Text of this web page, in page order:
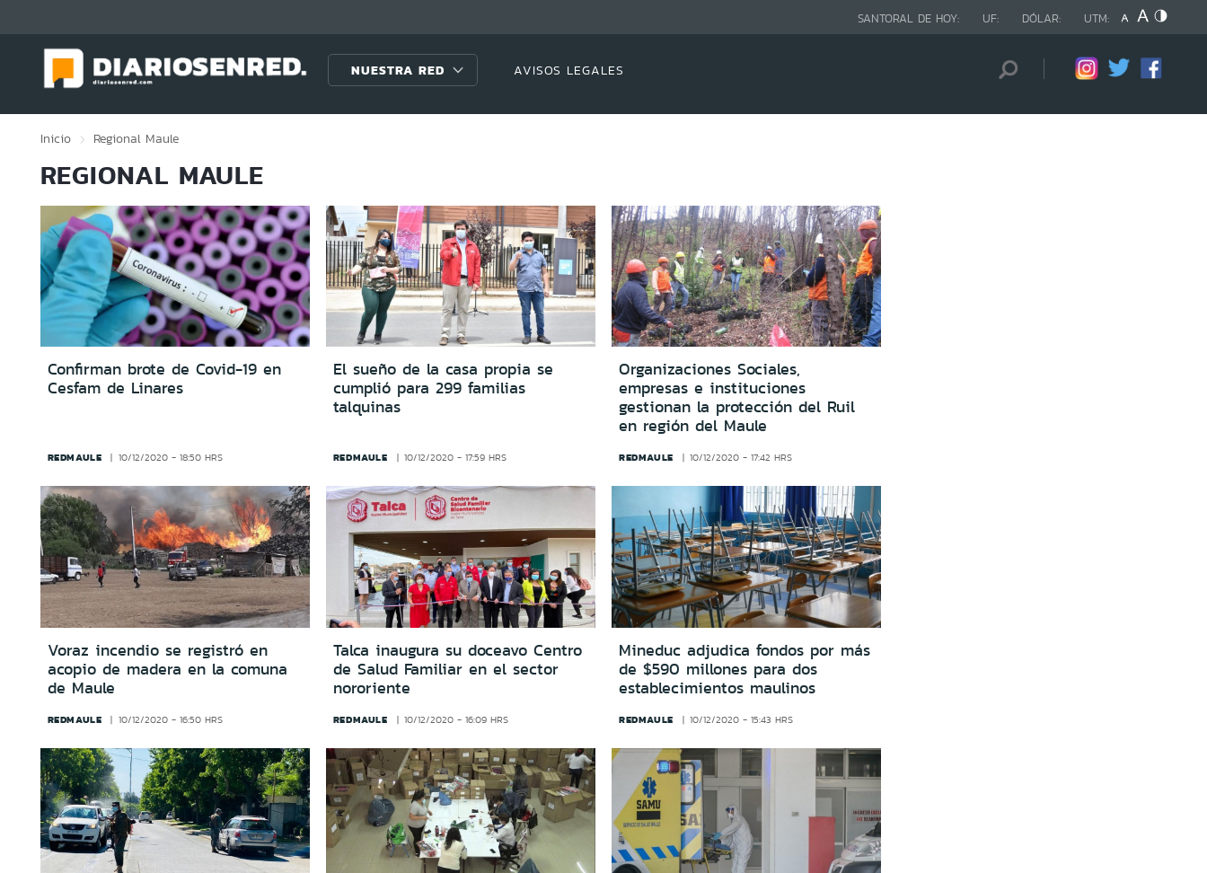
SANTORAL DE HOY: UF: DÓLAR: UTM:
NUESTRA RED AVISOS LEGALES
Inicio Regional Maule
REGIONAL MAULE
Confirman brote de Covid-19 en
Cesfam de Linares
REDMAULE 10/12/2020 - 18:50 HRS
El sueño de la casa propia se
cumplió para 299 familias
talquinas
REDMAULE 10/12/2020 - 17:59 HRS
Organizaciones Sociales,
empresas e instituciones
gestionan la protección del Ruil
en región del Maule
REDMAULE 10/12/2020 - 17:42 HRS
Voraz incendio se registró en
acopio de madera en la comuna
de Maule
REDMAULE 10/12/2020 - 16:50 HRS
Talca inaugura su doceavo Centro
de Salud Familiar en el sector
nororiente
REDMAULE 10/12/2020 - 16:09 HRS
Mineduc adjudica fondos por más
de $590 millones para dos
establecimientos maulinos
REDMAULE 10/12/2020 - 15:43 HRS